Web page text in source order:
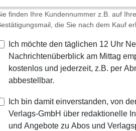
finden Ihre Kundennummer z.B. auf
die Sie nach dem Kauf
Ich möchte den täglichen 12 Uhr
Nachrichtenüberblick am Mittag
kostenlos und jederzeit, z.B. per
abbestellbar.
Ich bin damit einverstanden, von
Verlags-GmbH über redaktionelle
und Angebote zu Abos und